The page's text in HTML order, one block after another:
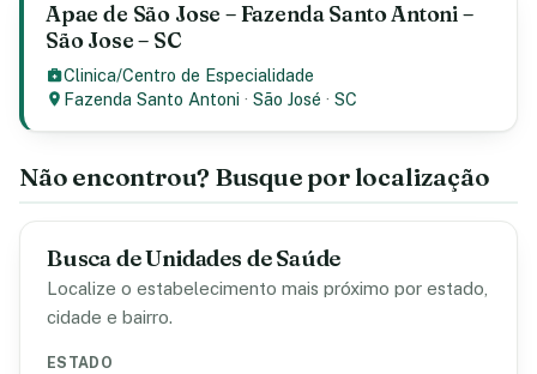
Apae de São Jose – Fazenda Santo Antoni –
São Jose – SC
Clinica/Centro de Especialidade
Fazenda Santo Antoni ·São José ·SC
Não encontrou? Busque por localização
Busca de Unidades de Saúde
Localize o estabelecimento mais próximo por estado,
cidade e bairro.
ESTADO